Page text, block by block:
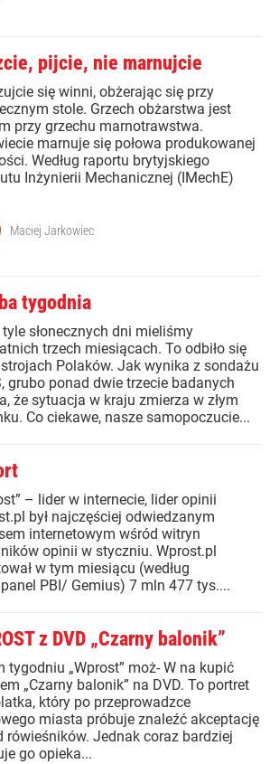
pijcie, nie marnujcie
się winni, obżerając się przy
stole. Grzech obżarstwa jest
przy grzechu marnotrawstwa.
marnuje się połowa produkowanej
Według raportu brytyjskiego
Inżynierii Mechanicznej (IMechE)
Maciej Jarkowiec
tygodnia
słonecznych dni mieliśmy
trzech miesiącach. To odbiło się
Polaków. Jak wynika z sondażu
grubo ponad dwie trzecie badanych
że sytuacja w kraju zmierza w złym
Co ciekawe, nasze samopoczucie...
– lider w internecie, lider opinii
był najczęściej odwiedzanym
internetowym wśród witryn
opinii w styczniu. Wprost.pl
w tym miesiącu (według
PBI/ Gemius) 7 mln 477 tys....
z DVD „Czarny balonik”
tygodniu „Wprost” moż- W na kupić
„Czarny balonik” na DVD. To portret
który po przeprowadzce
miasta próbuje znaleźć akceptację
rówieśników. Jednak coraz bardziej
go opieka...